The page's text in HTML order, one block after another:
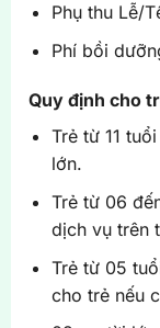
Phụ thu Lễ/
Phí bồi
Quy định cho
Trẻ từ 11
lớn.
Trẻ từ 06
dịch vụ trên
Trẻ từ 05
cho trẻ nếu